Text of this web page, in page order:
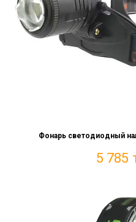
Фонарь светодиодный
5 785